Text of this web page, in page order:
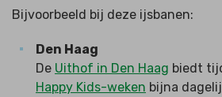
Bijvoorbeeld bij deze ijsbanen:
Den Haag
De Uithof in Den Haag biedt
Happy Kids-weken bijna